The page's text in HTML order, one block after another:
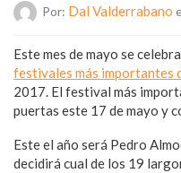
Por: Dal Valderrabano
Este mes de mayo se celebra
festivales más importantes
2017. El festival más
puertas este 17 de mayo y
Este el año será Pedro
decidirá cual de los 19